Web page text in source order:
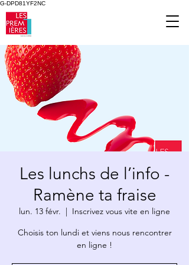
G-DPD81YF2NC
Les lunchs de l’info -
Ramène ta fraise
lun. 13 févr.
  |
Inscrivez vous vite en ligne
Choisis ton lundi et viens nous rencontrer
en ligne !